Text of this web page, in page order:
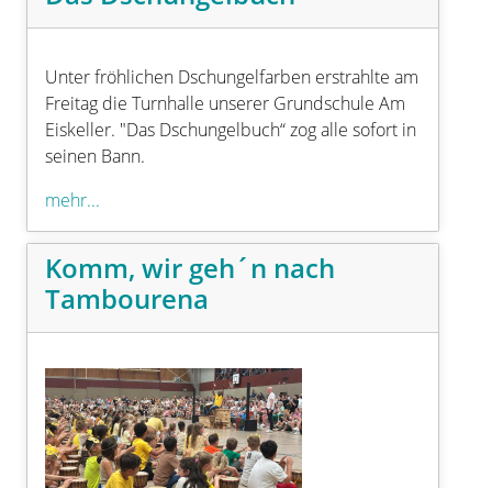
Unter fröhlichen Dschungelfarben erstrahlte am
Freitag die Turnhalle unserer Grundschule Am
Eiskeller. "Das Dschungelbuch“ zog alle sofort in
seinen Bann.
mehr...
Komm, wir geh´n nach
Tambourena